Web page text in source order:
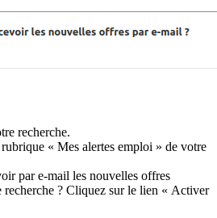
recherche.
« Mes alertes emploi » de votre
par e-mail les nouvelles offres
recherche ? Cliquez sur le lien « Activer